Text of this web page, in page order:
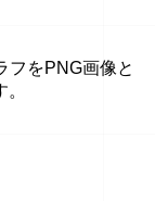
フをPNG画像と